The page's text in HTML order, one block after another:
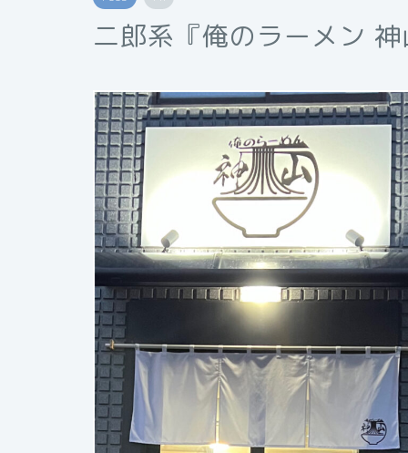
二郎系『俺のラーメン